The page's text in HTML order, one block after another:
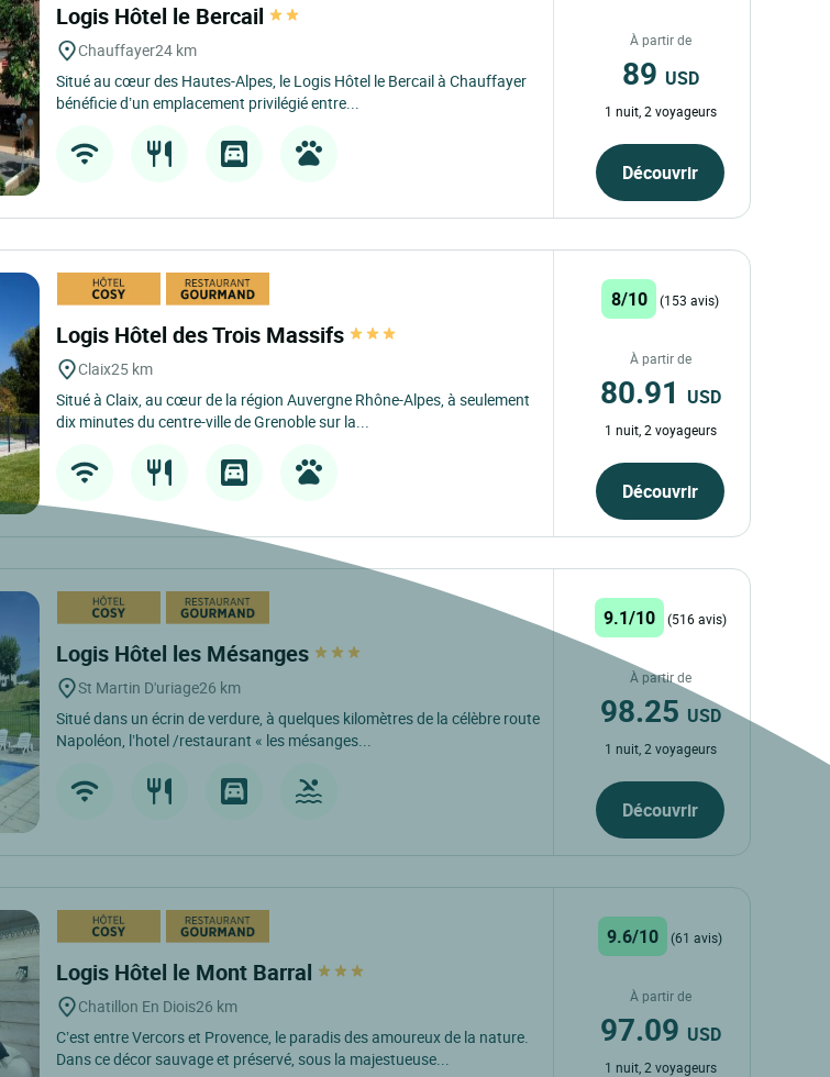
Logis Hôtel le Bercail
Chauffayer24 km
Situé au cœur des Hautes-Alpes, le Logis Hôtel le Bercail à Chauffayer
bénéficie d’un emplacement privilégié entre...
À partir de
89 USD
1 nuit, 2 voyageurs
Découvrir
Logis Hôtel des Trois Massifs
Claix25 km
Situé à Claix, au cœur de la région Auvergne Rhône-Alpes, à seulement
dix minutes du centre-ville de Grenoble sur la...
8/10 (153 avis)
À partir de
80.91 USD
1 nuit, 2 voyageurs
Découvrir
Logis Hôtel les Mésanges
St Martin D'uriage26 km
Situé dans un écrin de verdure, à quelques kilomètres de la célèbre route
Napoléon, l’hotel /restaurant « les mésanges...
9.1/10 (516 avis)
À partir de
98.25 USD
1 nuit, 2 voyageurs
Découvrir
Logis Hôtel le Mont Barral
Chatillon En Diois26 km
C’est entre Vercors et Provence, le paradis des amoureux de la nature.
Dans ce décor sauvage et préservé, sous la majestueuse...
9.6/10 (61 avis)
À partir de
97.09 USD
1 nuit, 2 voyageurs